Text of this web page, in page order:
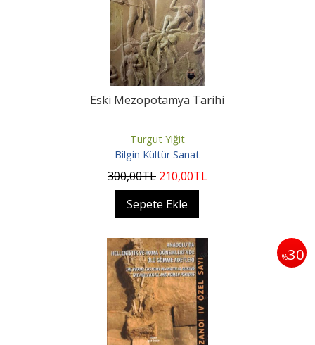
Eski Mezopotamya Tarihi
Turgut Yiğit
Bilgin Kültür Sanat
300,00TL 210,00TL
Sepete Ekle
%30